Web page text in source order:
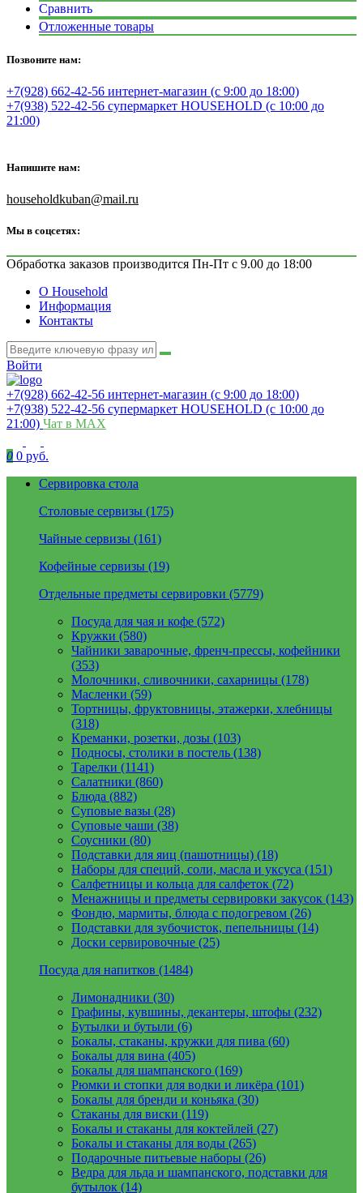
Сравнить
Отложенные товары
Позвоните нам:
+7(928) 662-42-56 интернет-магазин (с 9:00 до 18:00)
+7(938) 522-42-56 супермаркет HOUSEHOLD (с 10:00 до
21:00)
Напишите нам:
householdkuban@mail.ru
Мы в соцсетях:
Обработка заказов производится Пн-Пт с 9.00 до 18:00
О Household
Информация
Контакты
Войти
+7(928) 662-42-56 интернет-магазин (с 9:00 до 18:00)
+7(938) 522-42-56 супермаркет HOUSEHOLD (с 10:00 до
21:00) Чат в MAX
0 0 руб.
Сервировка стола
Столовые сервизы (175)
Чайные сервизы (161)
Кофейные сервизы (19)
Отдельные предметы сервировки (5779)
Посуда для чая и кофе (572)
Кружки (580)
Чайники заварочные, френч-прессы, кофейники
(353)
Молочники, сливочники, сахарницы (178)
Масленки (59)
Тортницы, фруктовницы, этажерки, хлебницы
(318)
Креманки, розетки, дозы (103)
Подносы, столики в постель (138)
Тарелки (1141)
Салатники (860)
Блюда (882)
Суповые вазы (28)
Суповые чаши (38)
Соусники (80)
Подставки для яиц (пашотницы) (18)
Наборы для специй, соли, масла и уксуса (151)
Салфетницы и кольца для салфеток (72)
Менажницы и предметы сервировки закусок (143)
Фондю, мармиты, блюда с подогревом (26)
Подставки для зубочисток, пепельницы (14)
Доски сервировочные (25)
Посуда для напитков (1484)
Лимонадники (30)
Графины, кувшины, декантеры, штофы (232)
Бутылки и бутыли (6)
Бокалы, стаканы, кружки для пива (60)
Бокалы для вина (405)
Бокалы для шампанского (169)
Рюмки и стопки для водки и ликёра (101)
Бокалы для бренди и коньяка (30)
Стаканы для виски (119)
Бокалы и стаканы для коктейлей (27)
Бокалы и стаканы для воды (265)
Подарочные питьевые наборы (26)
Ведра для льда и шампанского, подставки для
бутылок (14)